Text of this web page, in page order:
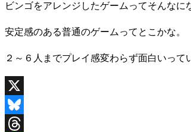
ビンゴをアレンジしたゲームってそんなに
安定感のある普通のゲームってとこかな。
２～６人までプレイ感変わらず面白いって
X
Bluesky